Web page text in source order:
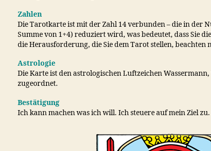
Zahlen
Die Tarotkarte ist mit der Zahl 14 verbunden – die in der
Summe von 1+4) reduziert wird, was bedeutet, dass Sie
die Herausforderung, die Sie dem Tarot stellen, beachten
Astrologie
Die Karte ist den astrologischen Luftzeichen
zugeordnet.
Bestätigung
Ich kann machen was ich will. Ich steuere auf mein Ziel zu.